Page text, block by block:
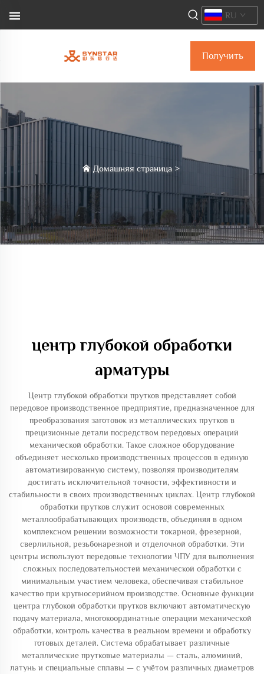
Получить
коммерческое
RU
Домашняя страница >
центр глубокой обработки
арматуры
Центр глубокой обработки прутков представляет собой
передовое производственное предприятие, предназначенное для
преобразования заготовок из металлических прутков в
прецизионные детали посредством передовых операций
механической обработки. Такое сложное оборудование
объединяет несколько производственных процессов в единую
автоматизированную систему, позволяя производителям
достигать исключительной точности, эффективности и
стабильности в своих производственных циклах. Центр глубокой
обработки прутков служит основой современных
металлообрабатывающих производств, объединяя в одном
комплексном решении возможности токарной, фрезерной,
сверлильной, резьбонарезной и отделочной обработки. Эти
центры используют передовые технологии ЧПУ для выполнения
сложных последовательностей механической обработки с
минимальным участием человека, обеспечивая стабильное
качество при крупносерийном производстве. Основные функции
центра глубокой обработки прутков включают автоматическую
подачу материала, многокоординатные операции механической
обработки, контроль качества в реальном времени и обработку
готовых деталей. Система обрабатывает различные
металлические прутковые материалы — сталь, алюминий,
латунь и специальные сплавы — с учётом различных диаметров